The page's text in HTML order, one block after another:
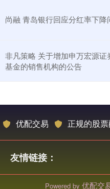
尚融 青岛银行回应分红率下降
非凡策略 关于增加申万宏源
基金的销售机构的公告
优配交易 正规的股
友情链接：
Powered by 优配交